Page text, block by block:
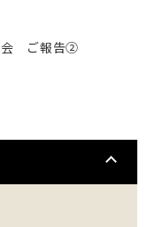
会 ご報告②